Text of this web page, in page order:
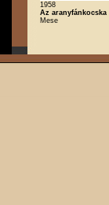
1958
Az aranyfánkocska
Mese